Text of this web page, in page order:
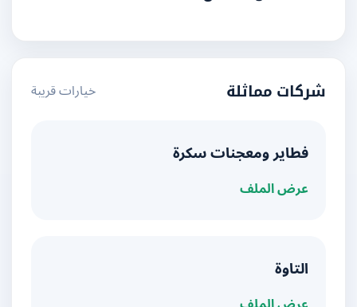
شركات مماثلة خيارات قريبة
فطاير ومعجنات سكرة
عرض الملف
التاوة